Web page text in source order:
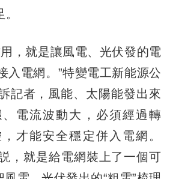
就是讓風電、光伏發的電
入電網。”特變電工新能源公
記者，風能、太陽能發出來
電流波動大，必須經過轉
才能安全穩定併入電網。
，就是給電網裝上了一個可